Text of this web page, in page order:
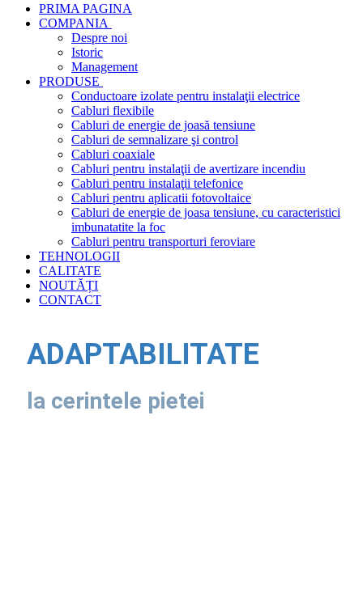
PRIMA PAGINA
COMPANIA
Despre noi
Istoric
Management
PRODUSE
Conductoare izolate pentru instalaţii electrice
Cabluri flexibile
Cabluri de energie de joasă tensiune
Cabluri de semnalizare şi control
Cabluri coaxiale
Cabluri pentru instalaţii de avertizare incendiu
Cabluri pentru instalaţii telefonice
Cabluri pentru aplicatii fotovoltaice
Cabluri de energie de joasa tensiune, cu caracteristici
imbunatatite la foc
Cabluri pentru transporturi feroviare
TEHNOLOGII
CALITATE
NOUTĂȚI
CONTACT
FLEXIBILITATE
in procesul de productie
PERFORMANTA
datorita tehnologiei avansate
CALITATE
la cel mai inalt nivel
ORIENTARE CATRE
raspundem rapid la cerintele
ADAPTABILITATE
la cerintele pietei